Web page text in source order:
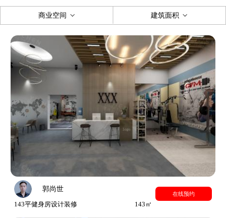
商业空间 建筑面积
郭尚世
143平健身房设计装修 143㎡
在线预约